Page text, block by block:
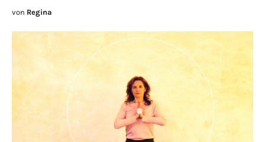
von Regina